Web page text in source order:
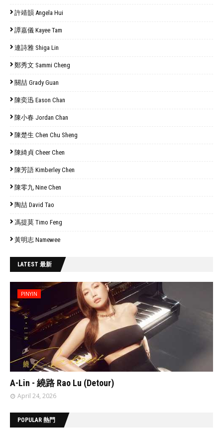
許靖韻 Angela Hui
譚嘉儀 Kayee Tam
連詩雅 Shiga Lin
鄭秀文 Sammi Cheng
關喆 Grady Guan
陳奕迅 Eason Chan
陳小春 Jordan Chan
陳楚生 Chen Chu Sheng
陳綺貞 Cheer Chen
陳芳語 Kimberley Chen
陳零九 Nine Chen
陶喆 David Tao
馮提莫 Timo Feng
黃明志 Namewee
LATEST 最新
PINYIN
A-Lin - 繞路 Rao Lu (Detour)
April 24, 2026
POPULAR 熱門